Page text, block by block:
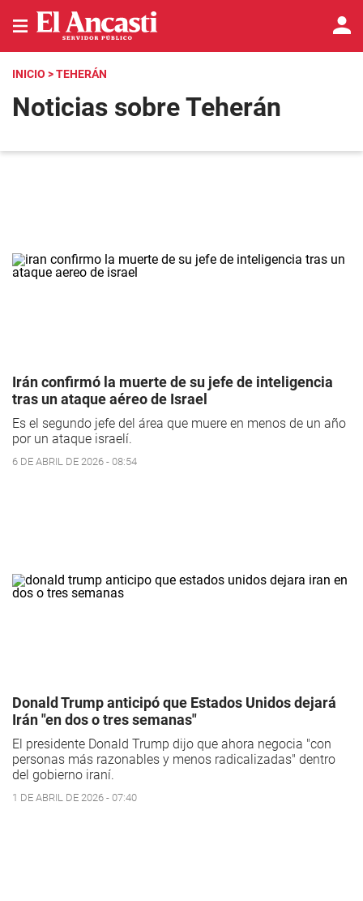
INICIO > TEHERÁN
Noticias sobre Teherán
Irán confirmó la muerte de su jefe de inteligencia
tras un ataque aéreo de Israel
Es el segundo jefe del área que muere en menos de un año
por un ataque israelí.
6 DE ABRIL DE 2026 - 08:54
Donald Trump anticipó que Estados Unidos dejará
Irán "en dos o tres semanas"
El presidente Donald Trump dijo que ahora negocia "con
personas más razonables y menos radicalizadas" dentro
del gobierno iraní.
1 DE ABRIL DE 2026 - 07:40